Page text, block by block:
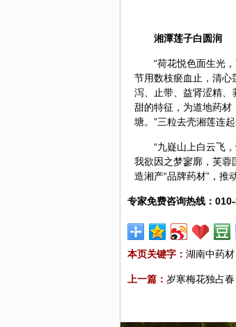
湘潭莲子白圆润
“荷花悦色面生光
节用数枝瘀血止，清心
泻、止带、益肾涩精、
甜的特征，为道地药材
塘。”三粒去壳湘莲连
“九嶷山上白云飞
我欲因之梦寥廓，芙蓉
造湘产“品牌药材”，推
专家免费咨询热线：
本页关键字： 湖南中药材
上一篇： 岁寒梅花独占春